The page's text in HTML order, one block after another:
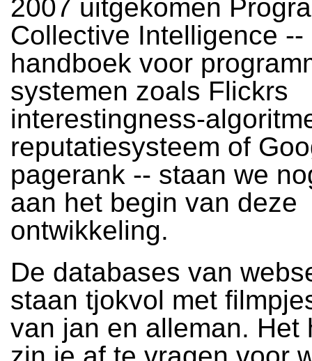
2007 uitgekomen
Collective Intelligence --
handboek voor
systemen zoals Flickrs
interestingness-
reputatiesysteem of
pagerank -- staan we
aan het begin van deze
ontwikkeling.
De databases van
staan tjokvol met
van jan en alleman. Het